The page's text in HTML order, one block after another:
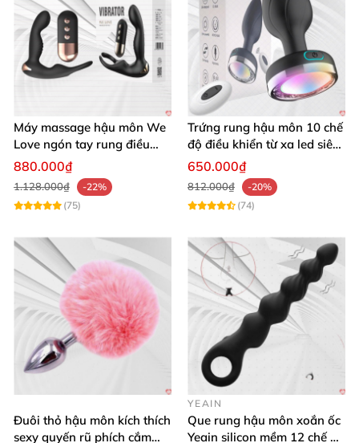
Máy massage hậu môn We
Love ngón tay rung điều
khiển từ xa thoải mái cực
880.000₫
1.128.000₫
-22%
(75)
Trứng rung hậu môn 10 chế
độ điều khiển từ xa led siêu
sướng
650.000₫
812.000₫
-20%
(74)
Đuôi thỏ hậu môn kích thích
sexy quyến rũ phích cắm
YEAIN
Que rung hậu môn xoắn ốc
Yeain silicon mềm 12 chế độ